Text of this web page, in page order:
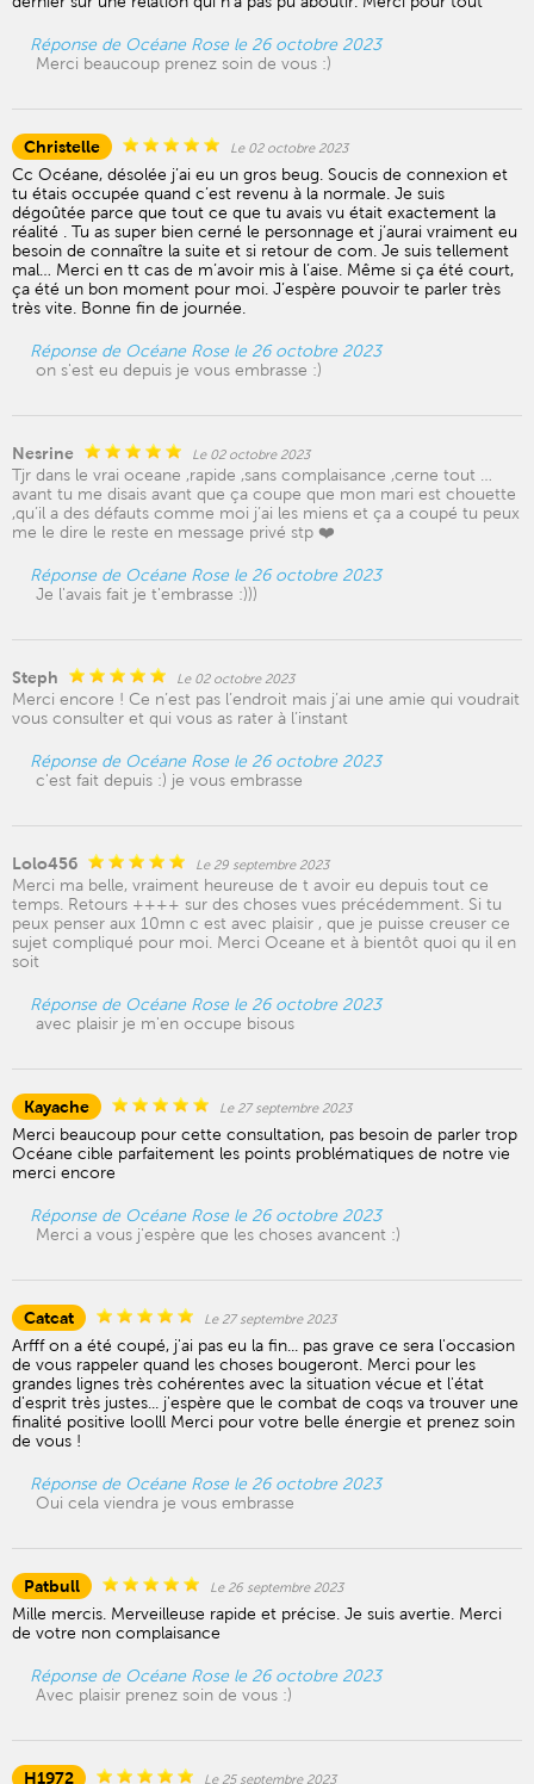
Réponse de Océane Rose le 26 octobre 2023
Merci beaucoup prenez soin de vous :)
Christelle Le 02 octobre 2023
Cc Océane, désolée j’ai eu un gros beug. Soucis de connexion et
tu étais occupée quand c’est revenu à la normale. Je suis
dégoûtée parce que tout ce que tu avais vu était exactement la
réalité . Tu as super bien cerné le personnage et j’aurai vraiment eu
besoin de connaître la suite et si retour de com. Je suis tellement
mal… Merci en tt cas de m’avoir mis à l’aise. Même si ça été court,
ça été un bon moment pour moi. J’espère pouvoir te parler très
très vite. Bonne fin de journée.
Réponse de Océane Rose le 26 octobre 2023
on s'est eu depuis je vous embrasse :)
Nesrine Le 02 octobre 2023
Tjr dans le vrai oceane ,rapide ,sans complaisance ,cerne tout …
avant tu me disais avant que ça coupe que mon mari est chouette
,qu’il a des défauts comme moi j’ai les miens et ça a coupé tu peux
me le dire le reste en message privé stp ❤️
Réponse de Océane Rose le 26 octobre 2023
Je l'avais fait je t'embrasse :)))
Steph Le 02 octobre 2023
Merci encore ! Ce n’est pas l’endroit mais j’ai une amie qui voudrait
vous consulter et qui vous as rater à l’instant
Réponse de Océane Rose le 26 octobre 2023
c'est fait depuis :) je vous embrasse
Lolo456 Le 29 septembre 2023
Merci ma belle, vraiment heureuse de t avoir eu depuis tout ce
temps. Retours ++++ sur des choses vues précédemment. Si tu
peux penser aux 10mn c est avec plaisir , que je puisse creuser ce
sujet compliqué pour moi. Merci Oceane et à bientôt quoi qu il en
soit
Réponse de Océane Rose le 26 octobre 2023
avec plaisir je m'en occupe bisous
Kayache Le 27 septembre 2023
Merci beaucoup pour cette consultation, pas besoin de parler trop
Océane cible parfaitement les points problématiques de notre vie
merci encore
Réponse de Océane Rose le 26 octobre 2023
Merci a vous j'espère que les choses avancent :)
Catcat Le 27 septembre 2023
Arfff on a été coupé, j'ai pas eu la fin... pas grave ce sera l'occasion
de vous rappeler quand les choses bougeront. Merci pour les
grandes lignes très cohérentes avec la situation vécue et l'état
d'esprit très justes... j'espère que le combat de coqs va trouver une
finalité positive loolll Merci pour votre belle énergie et prenez soin
de vous !
Réponse de Océane Rose le 26 octobre 2023
Oui cela viendra je vous embrasse
Patbull Le 26 septembre 2023
Mille mercis. Merveilleuse rapide et précise. Je suis avertie. Merci
de votre non complaisance
Réponse de Océane Rose le 26 octobre 2023
Avec plaisir prenez soin de vous :)
H1972 Le 25 septembre 2023